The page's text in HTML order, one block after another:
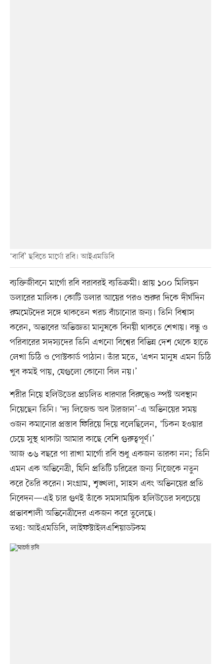
‘বার্বি’ ছবিতে মার্গো রবি। আইএমডিবি
ব্যক্তিজীবনে মার্গো রবি বরাবরই ব্যতিক্রমী। প্রায় ১০০ মিলিয়ন
ডলারের মালিক। কোটি ডলার আয়ের পরও শুরুর দিকে দীর্ঘদিন
রুমমেটদের সঙ্গে থাকতেন খরচ বাঁচানোর জন্য। তিনি বিশ্বাস
করেন, অভাবের অভিজ্ঞতা মানুষকে বিনয়ী থাকতে শেখায়। বন্ধু ও
পরিবারের সদস্যদের তিনি এখনো বিশ্বের বিভিন্ন দেশ থেকে হাতে
লেখা চিঠি ও পোস্টকার্ড পাঠান। তাঁর মতে, ‘এখন মানুষ এমন চিঠি
খুব কমই পায়, যেগুলো কোনো বিল নয়।’
শরীর নিয়ে হলিউডের প্রচলিত ধারণার বিরুদ্ধেও স্পষ্ট অবস্থান
নিয়েছেন তিনি। ‘দ্য লিজেন্ড অব টারজান’-এ অভিনয়ের সময়
ওজন কমানোর প্রস্তাব ফিরিয়ে দিয়ে বলেছিলেন, ‘চিকন হওয়ার
চেয়ে সুস্থ থাকাটা আমার কাছে বেশি গুরুত্বপূর্ণ।’
আজ ৩৬ বছরে পা রাখা মার্গো রবি শুধু একজন তারকা নন; তিনি
এমন এক অভিনেত্রী, যিনি প্রতিটি চরিত্রের জন্য নিজেকে নতুন
করে তৈরি করেন। সংগ্রাম, শৃঙ্খলা, সাহস এবং অভিনয়ের প্রতি
নিবেদন—এই চার গুণই তাঁকে সমসাময়িক হলিউডের সবচেয়ে
প্রভাবশালী অভিনেত্রীদের একজন করে তুলেছে।
তথ্য: আইএমডিবি, লাইফস্টাইলএশিয়াডটকম